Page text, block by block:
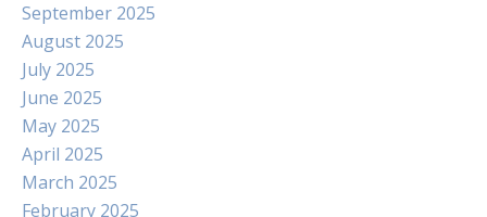
September 2025
August 2025
July 2025
June 2025
May 2025
April 2025
March 2025
February 2025